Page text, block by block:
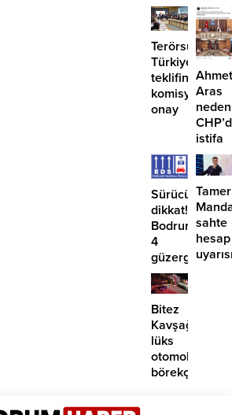
suç
duyurusu
geçti,
hâlâ
proje
Terörsüz
Türkiye
teklifine
komisyondan
onay
Ahmet
Aras
neden
istifa
Sürücüler
dikkat!
Bodrum’da
4
güzergahta
EDS
başlıyor
Tamer
sahte
hesap
Bitez
Kavşağı’nda
lüks
otomobil
börekçiye